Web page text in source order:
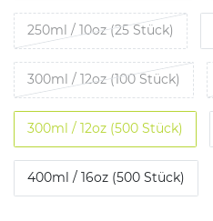
250ml / 10oz (25 Stück)
300ml / 12oz (100 Stück)
300ml / 12oz (500 Stück)
400ml / 16oz (500 Stück)